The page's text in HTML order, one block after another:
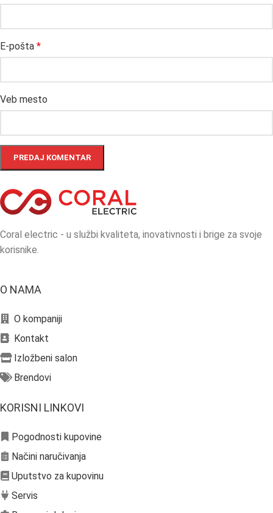
E-pošta *
Veb mesto
Coral electric - u službi kvaliteta, inovativnosti i brige za svoje
korisnike.
O NAMA
O kompaniji
Kontakt
Izložbeni salon
Brendovi
KORISNI LINKOVI
Pogodnosti kupovine
Načini naručivanja
Uputstvo za kupovinu
Servis